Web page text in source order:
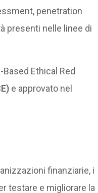
penetration
presenti nelle linee di
Ethical Red
e approvato nel
finanziarie, i
testare e migliorare la